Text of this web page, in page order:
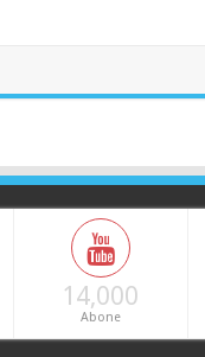
14,000
Abone